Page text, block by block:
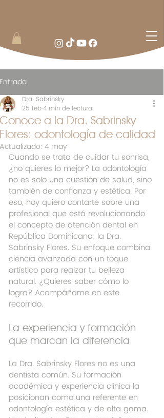
Entrada
Conoce a la Dra. Sabrinsky
Flores: odontología de calidad
Dra. Sabrinsky
25 feb4 min de lectura
Actualizado: 4 may
Cuando se trata de cuidar tu sonrisa,
¿no quieres lo mejor? La odontología
no es solo una cuestión de salud, sino
también de confianza y estética. Por
eso, hoy quiero contarte sobre una
profesional que está revolucionando
el concepto de atención dental en
República Dominicana: la Dra.
Sabrinsky Flores. Su enfoque combina
ciencia avanzada con un toque
artístico para realzar tu belleza
natural. ¿Quieres saber cómo lo
logra? Acompáñame en este
recorrido.
La experiencia y formación
que marcan la diferencia
La Dra. Sabrinsky Flores no es una
dentista común. Su formación
académica y experiencia clínica la
posicionan como una referente en
odontología estética y de alta gama.